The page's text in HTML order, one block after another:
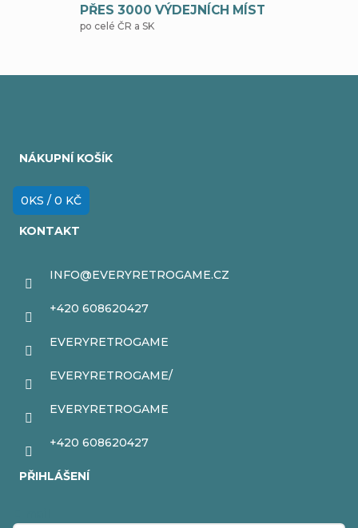
r
PŘES 3000 VÝDEJNÍCH MÍST
po celé ČR a SK
NÁKUPNÍ KOŠÍK
0KS / 0 KČ
KONTAKT
INFO@EVERYRETROGAME.CZ
+420 608620427
EVERYRETROGAME
EVERYRETROGAME/
EVERYRETROGAME
+420 608620427
PŘIHLÁŠENÍ